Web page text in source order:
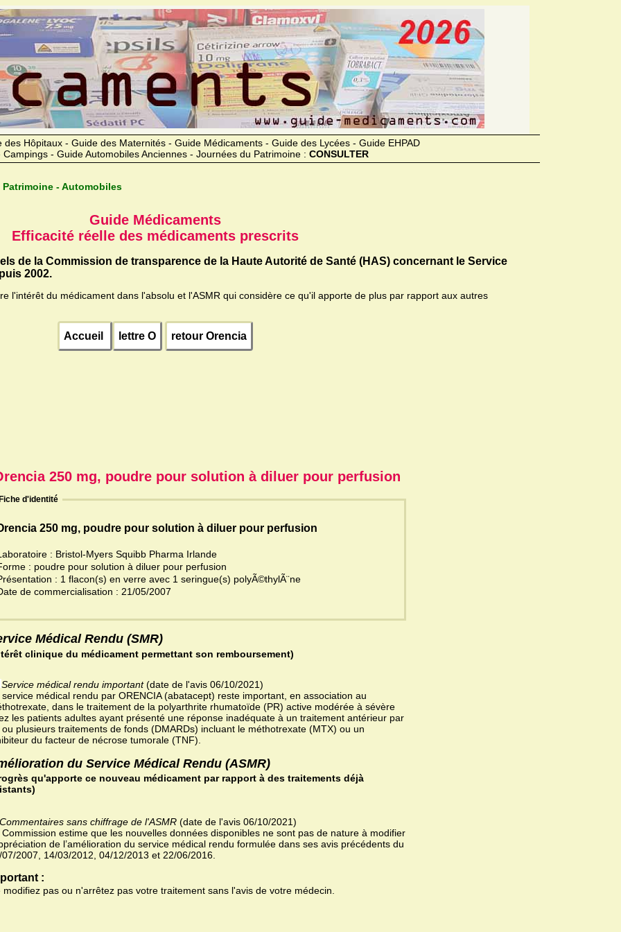
Hôpitaux - Guide des Maternités - Guide Médicaments - Guide des Lycées - Guide EHPAD
- Guide Automobiles Anciennes - Journées du Patrimoine : CONSULTER
Patrimoine - Automobiles
Guide Médicaments
Efficacité réelle des médicaments prescrits
de la Commission de transparence de la Haute Autorité de Santé (HAS) concernant le Service
2002.
l'intérêt du médicament dans l'absolu et l'ASMR qui considère ce qu'il apporte de plus par rapport aux autres
Accueil lettre O retour Orencia
250 mg, poudre pour solution à diluer pour perfusion
d'identité
250 mg, poudre pour solution à diluer pour perfusion
: Bristol-Myers Squibb Pharma Irlande
: poudre pour solution à diluer pour perfusion
: 1 flacon(s) en verre avec 1 seringue(s) polyÃ©thylÃ¨ne
de commercialisation : 21/05/2007
Médical Rendu (SMR)
clinique du médicament permettant son remboursement)
Service médical rendu important(date de l'avis 06/10/2021)
service médical rendu par ORENCIA (abatacept) reste important, en association au
dans le traitement de la polyarthrite rhumatoïde (PR) active modérée à sévère
les patients adultes ayant présenté une réponse inadéquate à un traitement antérieur par
ou plusieurs traitements de fonds (DMARDs) incluant le méthotrexate (MTX) ou un
du facteur de nécrose tumorale (TNF).
du Service Médical Rendu (ASMR)
qu'apporte ce nouveau médicament par rapport à des traitements déjà
Commentaires sans chiffrage de l'ASMR (date de l'avis 06/10/2021)
Commission estime que les nouvelles données disponibles ne sont pas de nature à modifier
de l’amélioration du service médical rendu formulée dans ses avis précédents du
07/2007, 14/03/2012, 04/12/2013 et 22/06/2016.
:
modifiez pas ou n'arrêtez pas votre traitement sans l'avis de votre médecin.